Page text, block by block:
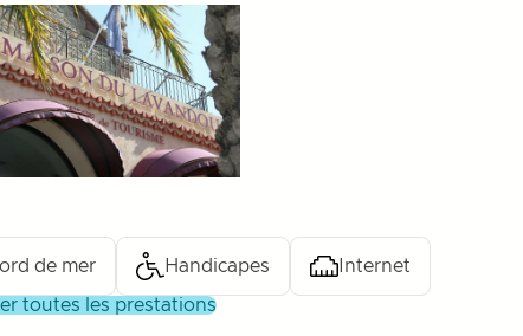
de mer Handicapes Internet
toutes les prestations